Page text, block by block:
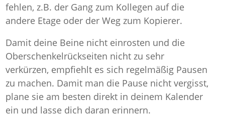
fehlen, z.B. der Gang zum Kollegen auf die
andere Etage oder der Weg zum Kopierer.
Damit deine Beine nicht einrosten und die
Oberschenkelrückseiten nicht zu sehr
verkürzen, empfiehlt es sich regelmäßig Pausen
zu machen. Damit man die Pause nicht vergisst,
plane sie am besten direkt in deinem Kalender
ein und lasse dich daran erinnern.